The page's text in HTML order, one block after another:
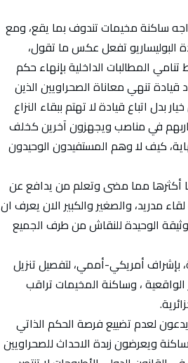
ساكنة مخيمات تندوف بما يقع، ومع
البوليساريو تفعل عكس ما تقول،
المطالبات الداخلية بإنهاء حكم
قيادة تنهي معاناة الصحراويين الذين
بدل اتباع قيادة لا تهتم ببقاء النزاع
في مناصب ويجهزون آخرين كخلف
كيف لا وهم المستفيدون الوحيدون
أكثرها مما مضى وتعلم من يدافع عن
مدريد، والصغير والكبير الان يعرف ان
الوحيدة للنقاش من طرف الجميع
بإشراف أمريكي-أممي، لتفصيل تنزيل
، وساكنة المخيمات تراقب
لعدم تضييع فرصة الحكم الذاتي
ويعرضون زبدة الاحداث للصحراويين